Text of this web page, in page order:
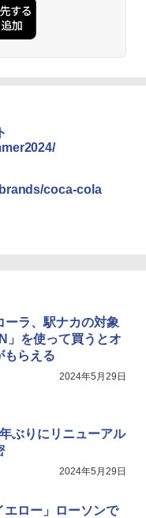
coca-cola
ーラ、駅ナカの対象
」を使って買うとオ
もらえる
2024年5月29日
ぶりにリニューアル
2024年5月29日
ロー」ローソンで